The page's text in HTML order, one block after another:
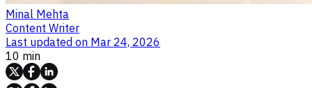
Minal Mehta
Content Writer
Last updated on Mar 24, 2026
10 min